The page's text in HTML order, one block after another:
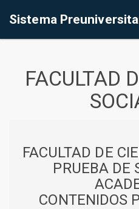
Sistema
FACULTAD
FACULTAD DE
PRUEBA DE
CONTENIDOS